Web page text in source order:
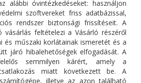
alábbi óvintézkedéseket: használjon
szoftvereket friss adatbázissal,
rendszer biztonsági frissítéseit. A
vásárlás feltételezi a Vásárló részéről
és műszaki korlátainak ismeretét és a
járó hibalehetőségek elfogadását. A
semmilyen kárért, amely a
miatt következett be. A
illetve az azon található